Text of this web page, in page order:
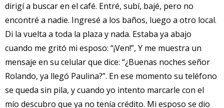
dirigí a buscar en el café. Entré, subí, bajé, pero no
encontré a nadie. Ingresé a los baños, luego a otro local.
Di la vuelta a toda la plaza y nada. Estaba ya abajo
cuando me gritó mi esposo: “¡Ven!”, Y me muestra un
mensaje en su celular que dice: “¿Buenas noches señor
Rolando, ya llegó Paulina?”. En ese momento su teléfono
se queda sin pila, y cuando yo intento marcarle con el
mío descubro que ya no tenía crédito. Mi esposo se dio